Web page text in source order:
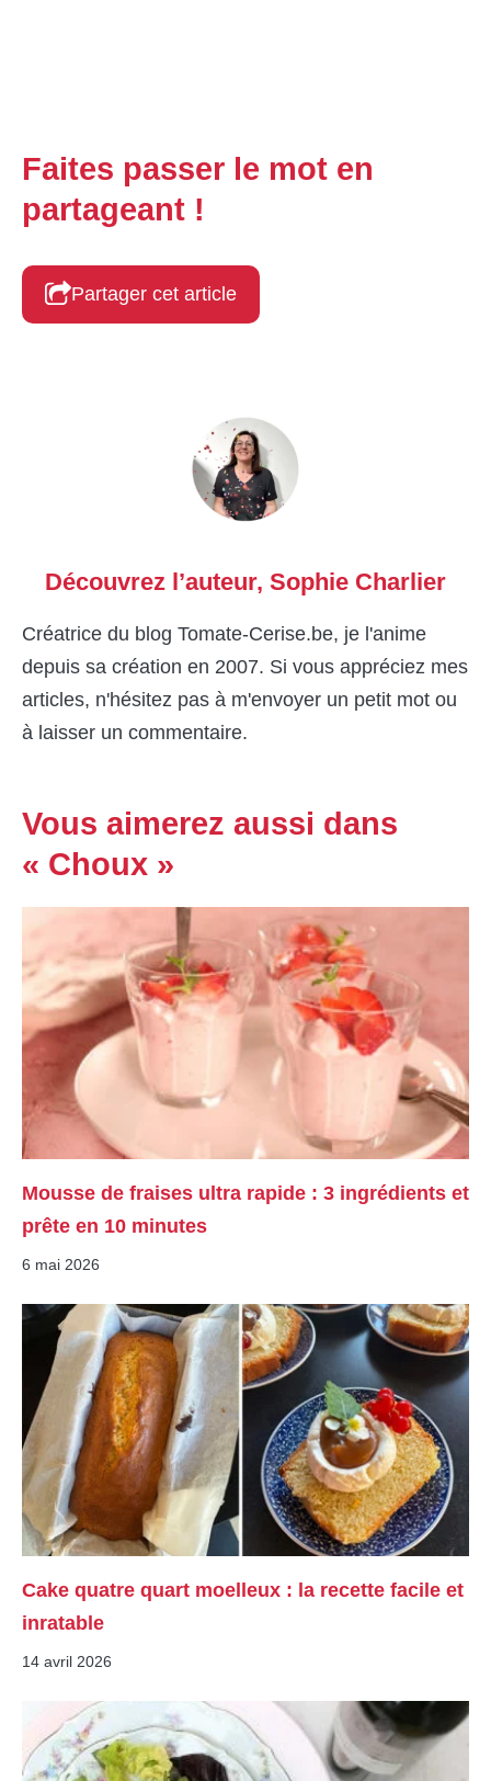
Faites passer le mot en
partageant !
Partager cet article
Découvrez l’auteur, Sophie Charlier
Créatrice du blog Tomate-Cerise.be, je l'anime
depuis sa création en 2007. Si vous appréciez mes
articles, n'hésitez pas à m'envoyer un petit mot ou
à laisser un commentaire.
Vous aimerez aussi dans
« Choux »
Mousse de fraises ultra rapide : 3 ingrédients et
prête en 10 minutes
6 mai 2026
Cake quatre quart moelleux : la recette facile et
inratable
14 avril 2026